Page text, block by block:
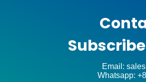
Email:
Whatsapp: